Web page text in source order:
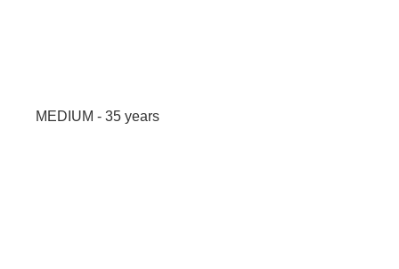
MEDIUM - 35 years